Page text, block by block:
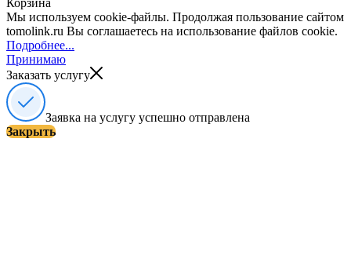
Мы используем cookie-файлы. Продолжая пользование сайтом
tomolink.ru Вы соглашаетесь на использование файлов cookie.
Подробнее...
Принимаю
Заказать услугу
Заявка на услугу успешно отправлена
Закрыть